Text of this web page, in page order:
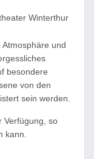
Winterthur
und
besondere
von den
sein werden.
Verfügung, so
kann.